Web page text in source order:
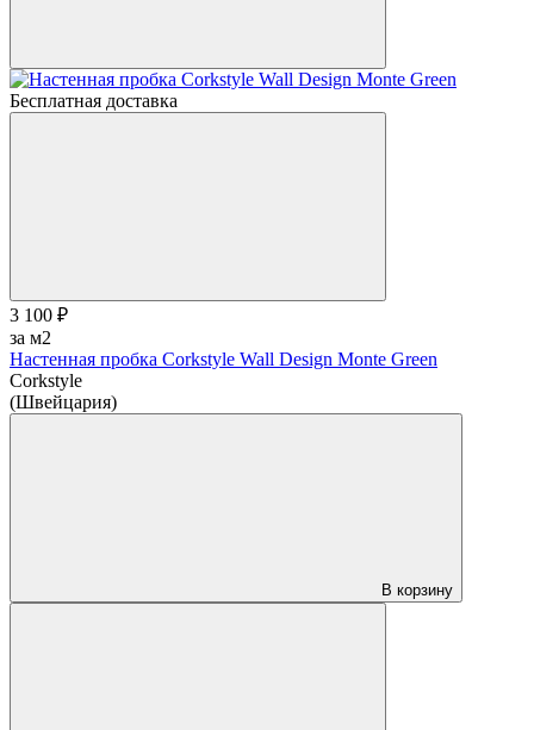
Бесплатная доставка
3 100 ₽
за м2
Настенная пробка Corkstyle Wall Design Monte Green
Corkstyle
(Швейцария)
В корзину